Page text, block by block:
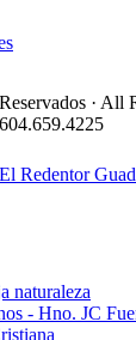
Redentor
· All
naturaleza